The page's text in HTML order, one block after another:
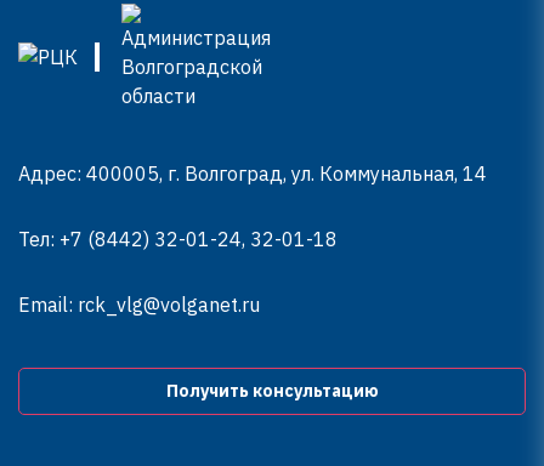
Адрес: 400005, г. Волгоград, ул. Коммунальная, 14
Тел: +7 (8442) 32-01-24, 32-01-18
Email: rck_vlg@volganet.ru
Получить консультацию